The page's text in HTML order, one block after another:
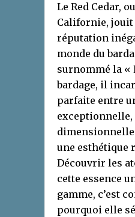
Le Red Cedar,
Californie, jouit
réputation
monde du
surnommé la «
bardage, il
parfaite entre
une esthétique
Découvrir les
cette essence
gamme, c’est
pourquoi elle